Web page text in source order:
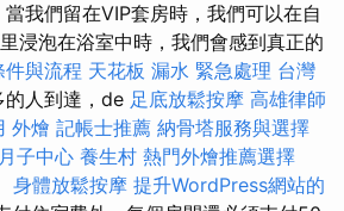
我們留在VIP套房時，我們可以在自
浸泡在浴室中時，我們會感到真正的
與流程 天花板 漏水 緊急處理 台灣
的人到達，de 足底放鬆按摩 高雄律師
外燴 記帳士推薦 納骨塔服務與選擇
子中心 養生村 熱門外燴推薦選擇
身體放鬆按摩 提升WordPress網站的